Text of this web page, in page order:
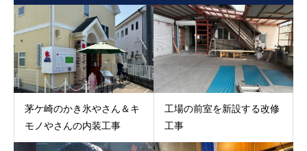
茅ケ崎のかき氷やさん＆キ
モノやさんの内装工事
工場の前室を新設する改修
工事